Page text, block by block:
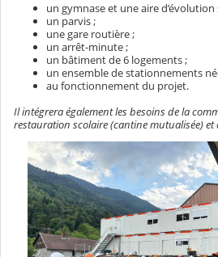
un gymnase et une aire
un parvis ;
une gare routière ;
un arrêt-minute ;
un bâtiment de 6 logements ;
un ensemble de stationnements
au fonctionnement du projet.
Il intégrera également les besoins de la
restauration scolaire (cantine mutualisée) et